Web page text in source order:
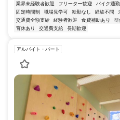
業界未経験者歓迎 フリーター歓迎 バイク通
固定時間制
職場見学可 転勤なし 経験不問
交通費全額支給
経験者歓迎 食費補助あり 研
育休あり
交通費支給 長期歓迎
アルバイト・パート